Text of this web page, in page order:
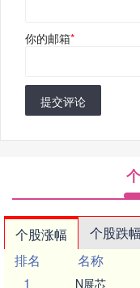
你的邮箱*
提交评论
个股涨幅 个股跌幅
排名
名称
1
N展芯